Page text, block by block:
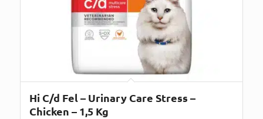
Hi C/d Fel – Urinary Care Stress –
Chicken – 1,5 Kg